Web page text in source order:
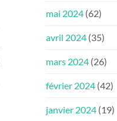
mai 2024 (62)
avril 2024 (35)
mars 2024 (26)
février 2024 (42)
janvier 2024 (19)